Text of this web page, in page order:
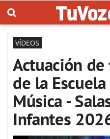
VÍDEOS
Actuación
de la
Música -
Infantes